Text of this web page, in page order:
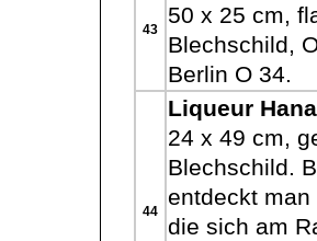
43
50 x 25 cm,
Blechschild,
Berlin O 34.
44
Liqueur
24 x 49 cm,
Blechschild.
entdeckt
die sich am